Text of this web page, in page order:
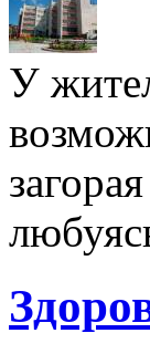
У